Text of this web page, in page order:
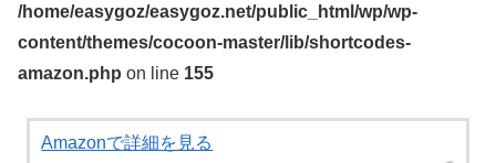
/home/easygoz/easygoz.net/public_html/wp/wp-
content/themes/cocoon-master/lib/shortcodes-
amazon.php on line 155
Amazonで詳細を見る